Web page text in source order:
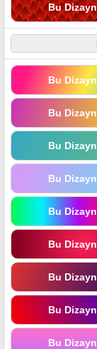
Bu
Bu
Bu
Bu
Bu
Bu
Bu
Bu
Bu
Bu